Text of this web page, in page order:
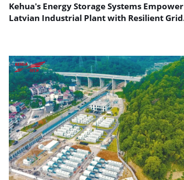
Kehua's Energy Storage Systems Empower
Latvian Industrial Plant with Resilient Grid